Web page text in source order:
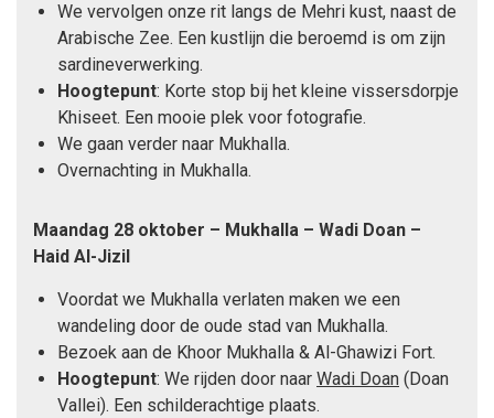
We vervolgen onze rit langs de Mehri kust, naast de
Arabische Zee. Een kustlijn die beroemd is om zijn
sardineverwerking.
Hoogtepunt: Korte stop bij het kleine vissersdorpje
Khiseet. Een mooie plek voor fotografie.
We gaan verder naar Mukhalla.
Overnachting in Mukhalla.
Maandag 28 oktober – Mukhalla – Wadi Doan –
Haid Al-Jizil
Voordat we Mukhalla verlaten maken we een
wandeling door de oude stad van Mukhalla.
Bezoek aan de Khoor Mukhalla & Al-Ghawizi Fort.
Hoogtepunt: We rijden door naar Wadi Doan (Doan
Vallei). Een schilderachtige plaats.